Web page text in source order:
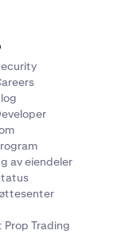
Canada
av eiendeler
Prop Trading